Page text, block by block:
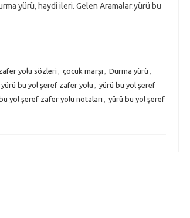
yürü, haydi ileri. Gelen Aramalar:yürü bu
yolu sözleri , çocuk marşı , Durma yürü ,
yürü bu yol şeref zafer yolu , yürü bu yol şeref
yol şeref zafer yolu notaları , yürü bu yol şeref